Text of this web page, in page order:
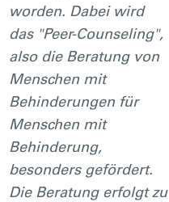
worden. Dabei wird
das "Peer-Counseling",
also die Beratung von
Menschen mit
Behinderungen für
Menschen mit
Behinderung,
besonders gefördert.
Die Beratung erfolgt zu